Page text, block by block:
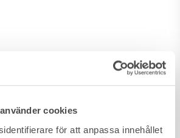
cookies
för att anpassa innehållet